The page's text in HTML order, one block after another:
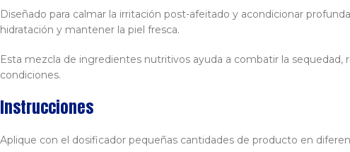
Diseñado para calmar la irritación post-afeitado y acondicionar
hidratación y mantener la piel fresca.
Esta mezcla de ingredientes nutritivos ayuda a combatir la
condiciones.
Instrucciones
Aplique con el dosificador pequeñas cantidades de producto en